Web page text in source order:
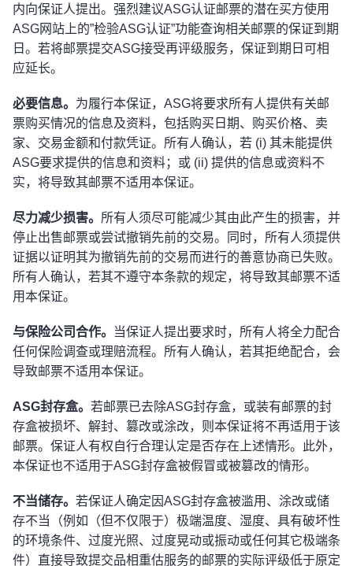
内向保证人提出。强烈建议ASG认证邮票的潜在买方使用
ASG网站上的”检验ASG认证”功能查询相关邮票的保证到期
日。若将邮票提交ASG接受再评级服务，保证到期日可相
应延长。
必要信息。 为履行本保证，ASG将要求所有人提供有关邮
票购买情况的信息及资料，包括购买日期、购买价格、卖
家、交易金额和付款凭证。所有人确认，若 (i) 其未能提供
ASG要求提供的信息和资料；或 (ii) 提供的信息或资料不
实，将导致其邮票不适用本保证。
尽力减少损害。 所有人须尽可能减少其由此产生的损害，并
停止出售邮票或尝试撤销先前的交易。同时，所有人须提供
证据以证明其为撤销先前的交易而进行的善意协商已失败。
所有人确认，若其不遵守本条款的规定，将导致其邮票不适
用本保证。
与保险公司合作。
当保证人提出要求时，所有人将全力配合
任何保险调查或理赔流程。所有人确认，若其拒绝配合，会
导致邮票不适用本保证。
ASG封存盒。 若邮票已去除ASG封存盒，或装有邮票的封
存盒被损坏、解封、篡改或涂改，则本保证将不再适用于该
邮票。保证人有权自行合理认定是否存在上述情形。此外，
本保证也不适用于ASG封存盒被假冒或被篡改的情形。
不当储存。 若保证人确定因ASG封存盒被滥用、涂改或储
存不当（例如（但不仅限于）极端温度、湿度、具有破坏性
的环境条件、过度光照、过度晃动或振动或任何其它极端条
件）直接导致提交品相重估服务的邮票的实际评级低于原定